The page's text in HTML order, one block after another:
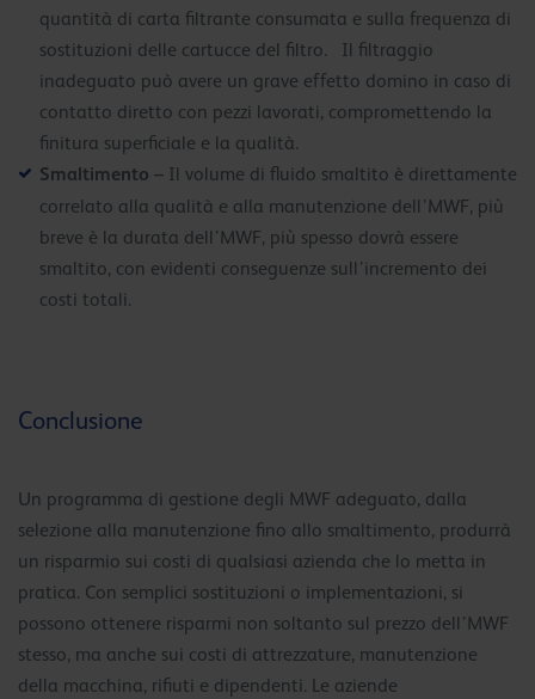
quantità di carta filtrante consumata e sulla frequenza di
sostituzioni delle cartucce del filtro. Il filtraggio
inadeguato può avere un grave effetto domino in caso di
contatto diretto con pezzi lavorati, compromettendo la
finitura superficiale e la qualità.
Smaltimento – Il volume di fluido smaltito è direttamente
correlato alla qualità e alla manutenzione dell’MWF, più
breve è la durata dell’MWF, più spesso dovrà essere
smaltito, con evidenti conseguenze sull’incremento dei
costi totali.
Conclusione
Un programma di gestione degli MWF adeguato, dalla
selezione alla manutenzione fino allo smaltimento, produrrà
un risparmio sui costi di qualsiasi azienda che lo metta in
pratica. Con semplici sostituzioni o implementazioni, si
possono ottenere risparmi non soltanto sul prezzo dell’MWF
stesso, ma anche sui costi di attrezzature, manutenzione
della macchina, rifiuti e dipendenti. Le aziende